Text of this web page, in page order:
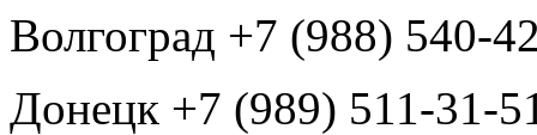
Волгоград +7 (988) 540-
Донецк +7 (989) 511-31-